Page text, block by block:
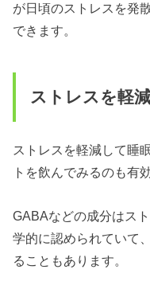
が日頃のストレスを発
できます。
ストレスを軽
ストレスを軽減して睡
トを飲んでみるのも有
GABAなどの成分はス
学的に認められていて
ることもあります。